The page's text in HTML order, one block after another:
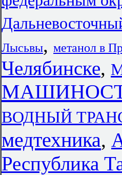
Лысьвы, метанол в
Челябинске,
ВОДНЫЙ
медтехника,
Республика